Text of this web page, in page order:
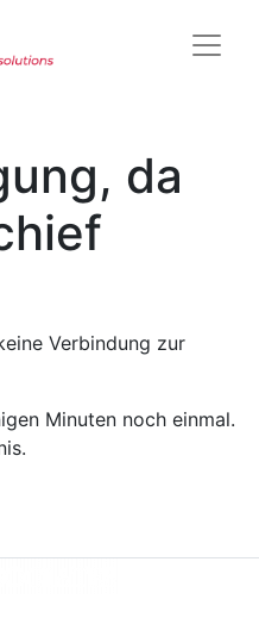
da
Verbindung zur
Minuten noch einmal.